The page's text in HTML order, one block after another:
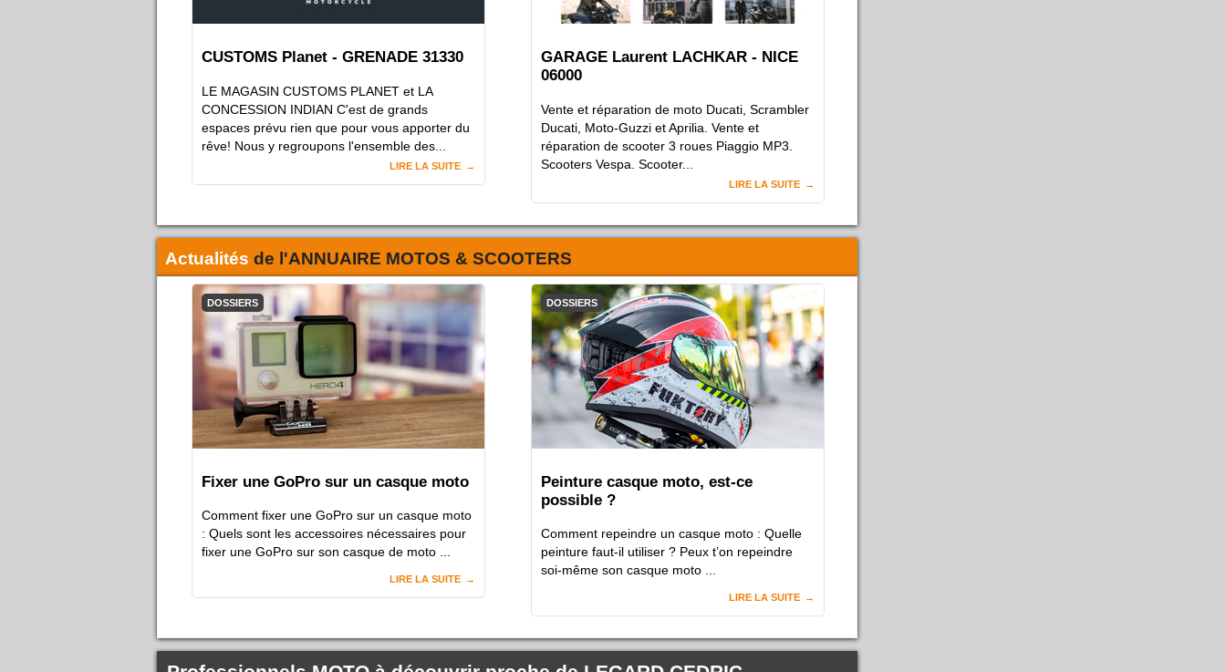
CUSTOMS Planet - GRENADE 31330
LE MAGASIN CUSTOMS PLANET et LA
CONCESSION INDIAN C'est de grands
espaces prévu rien que pour vous apporter du
rêve! Nous y regroupons l'ensemble des...
LIRE LA SUITE
GARAGE Laurent LACHKAR - NICE
06000
Vente et réparation de moto Ducati, Scrambler
Ducati, Moto-Guzzi et Aprilia. Vente et
réparation de scooter 3 roues Piaggio MP3.
Scooters Vespa. Scooter...
LIRE LA SUITE
Actualités de l'ANNUAIRE MOTOS & SCOOTERS
DOSSIERS
Fixer une GoPro sur un casque moto
Comment fixer une GoPro sur un casque moto
: Quels sont les accessoires nécessaires pour
fixer une GoPro sur son casque de moto ...
LIRE LA SUITE
DOSSIERS
Peinture casque moto, est-ce
possible ?
Comment repeindre un casque moto : Quelle
peinture faut-il utiliser ? Peux t’on repeindre
soi-même son casque moto ...
LIRE LA SUITE